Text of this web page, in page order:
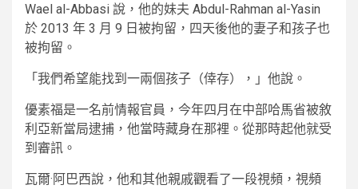
Wael al-Abbasi 說，他的妹夫 Abdul-Rahman al-Yasin
於 2013 年 3 月 9 日被拘留，四天後他的妻子和孩子也
被拘留。
「我們希望能找到一兩個孩子（倖存），」他說。
優素福是一名前情報官員，今年四月在中部哈馬省被敘
利亞新當局逮捕，他當時藏身在那裡。從那時起他就受
到審訊。
瓦爾·阿巴西說，他和其他親戚觀看了一段視頻，視頻